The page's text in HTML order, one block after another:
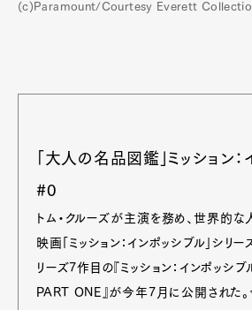
(c)Paramount/Courtesy Everett
「大人の名品図鑑」ミッション
#0
トム・クルーズが主演を務め、世界的な
映画「ミッション：インポッシブル」シリ
リーズ7作目の『ミッション：インポッシ
PART ONE』が今年7月に公開された